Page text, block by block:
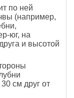
по ней
(например,
юг, на
и высотой
см друг от